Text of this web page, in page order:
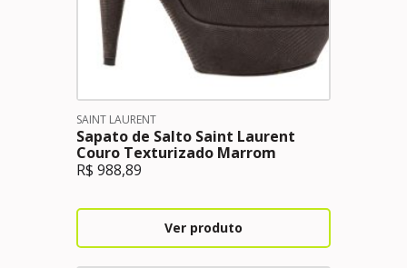
SAINT LAURENT
Sapato de Salto Saint Laurent
Couro Texturizado Marrom
R$ 988,89
Ver produto